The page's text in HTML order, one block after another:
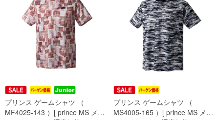
プリンス ゲームシャツ （
MF4025-143 ）[ prince MS メ…
プリンス ゲームシャツ （
MS4005-165 ）[ prince MS メ…